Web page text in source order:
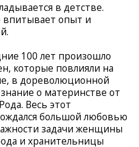
в детстве.
впитывает опыт и
100 лет произошло
которые повлияли на
в дореволюционной
о материнстве от
Весь этот
большой любовью
задачи женщины
и хранительницы